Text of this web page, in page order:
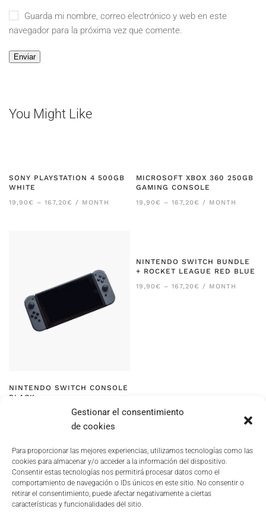
Gestionar el consentimiento
de cookies
Para proporcionar las mejores experiencias, utilizamos tecnologías como las
cookies para almacenar y/o acceder a la información del dispositivo.
Consentir estas tecnologías nos permitirá procesar datos como el
comportamiento de navegación o IDs únicos en este sitio. No consentir o
retirar el consentimiento, puede afectar negativamente a ciertas
características y funcionalidades del sitio.
Guarda mi nombre, correo electrónico y web en este
navegador para la próxima vez que comente.
You Might Like
SONY PLAYSTATION 4 500GB
WHITE
19,90€ – 167,20€ RANGO
/ MONTH
MICROSOFT XBOX 360 250GB
GAMING CONSOLE
19,90€ – 167,20€ RANGO
/ MONTH
NINTENDO SWITCH CONSOLE
BLACK
€RANGO
DE
PRECIOS:
19,90€
HASTA
167,20€
/ MONTH
NINTENDO SWITCH BUNDLE
+ ROCKET LEAGUE RED BLUE
19,90€ – 167,20€ RANGO
/ MONTH